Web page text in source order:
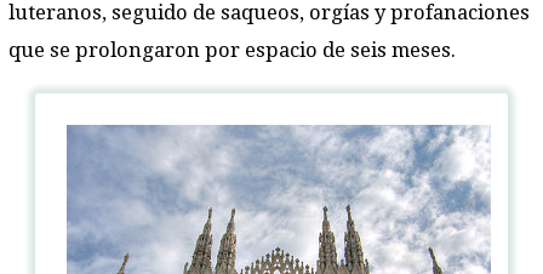
luteranos, seguido de saqueos, orgías y profanaciones
que se prolongaron por espacio de seis meses.